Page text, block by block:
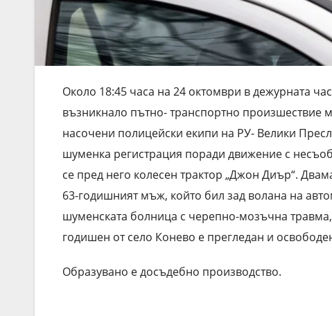
Около 18:45 часа на 24 октомври в дежурната
възникнало пътно- транспортно произшествие
насочени полицейски екипи на РУ- Велики
шуменка регистрация поради движение с
се пред него колесен трактор „Джон Диър“.
63-годишният мъж, който бил зад волана на
шуменската болница с черепно-мозъчна
годишен от село Конево е прегледан и
Образувано е досъдебно производство.